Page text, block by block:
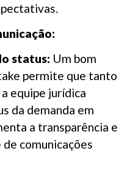
status: Um bom
permite que tanto
equipe jurídica
da demanda em
a transparência e
comunicações